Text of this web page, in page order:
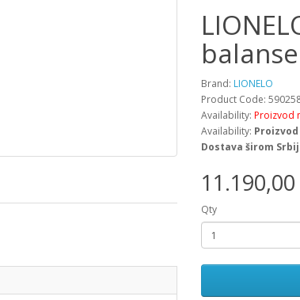
Brand: LIONELO
Product Code:
Availability: Proizvod
Availability:
Dostava širom
Qty